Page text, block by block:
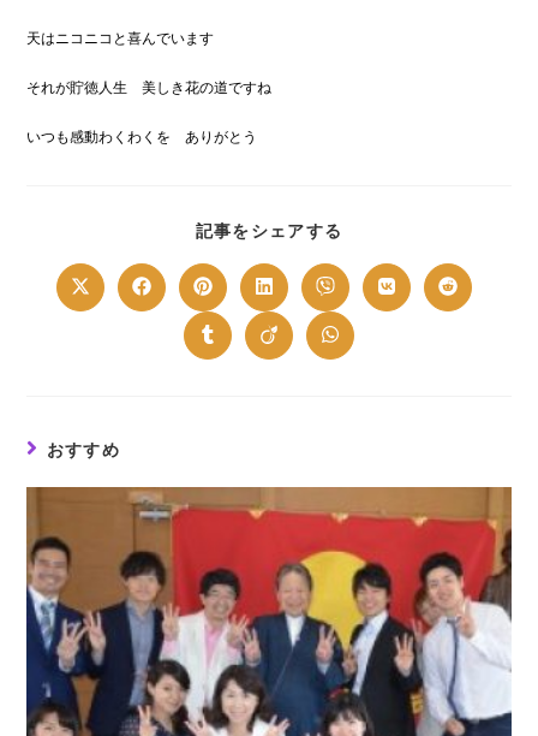
天はニコニコと喜んでいます
それが貯徳人生 美しき花の道ですね
いつも感動わくわくを ありがとう
記事をシェアする
CONTENT
Opens
in
Opens
in
window
Opens
in
a
new
window
Opens
in
a
new
window
Opens
in
a
new
window
Opens
in
Opens
in
Opens
in
Opens
in
Opens
in
おすすめ